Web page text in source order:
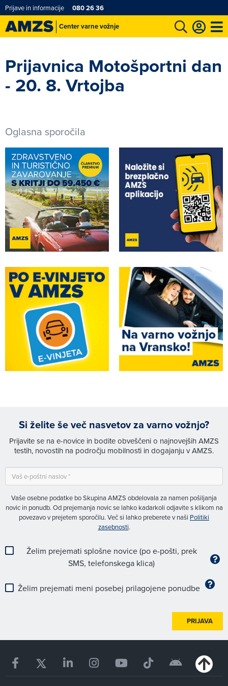
Center varne vožnje
Prijave in informacije 080 26 36
Prijavnica Motošportni dan
- 20. 8. Vrtojba
Oglasna sporočila
Si želite še več nasvetov za varno vožnjo?
Prijavite se na e-novice in bodite obveščeni o najnovejših AMZS
testih, novostih na področju mobilnosti in dogajanju v AMZS.
Vaše osebne podatke bo Skupina AMZS obdelovala za namen pošiljanja
novic in ponudb. Od prejemanja novic se lahko kadarkoli odjavite s klikom na
povezavo v prejetem sporočilu. Več si lahko preberete v naši Politiki
zasebnosti.
Želim prejemati splošne novice (po e-pošti, prek
SMS, telefonskega klica)
Želim prejemati meni posebej prilagojene ponudbe
PRIJAVA